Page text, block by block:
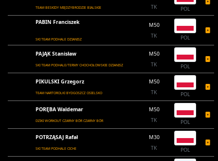
TEAM BESKIDY MIĘDZYBRODZIE BIALSKIE
TK
POL
PABIN Franciszek
SKI TEAM PODHALE DZIANISZ
M50
TK
POL
PAJĄK Stanisław
SKI TEAM PODHALE/TERMY CHOCHOŁOWSKIE DZIANISZ
M50
TK
POL
PIKULSKI Grzegorz
TEAM NARTOROLKI BYDGOSZCZ OSIELSKO
M50
TK
POL
PORĘBA Waldemar
DZIKI WORKOUT CZARNY BÓR CZARNY BÓR
M50
TK
POL
POTRZĄSAJ Rafał
SKI TEAM PODHALE CICHE
M30
TK
POL